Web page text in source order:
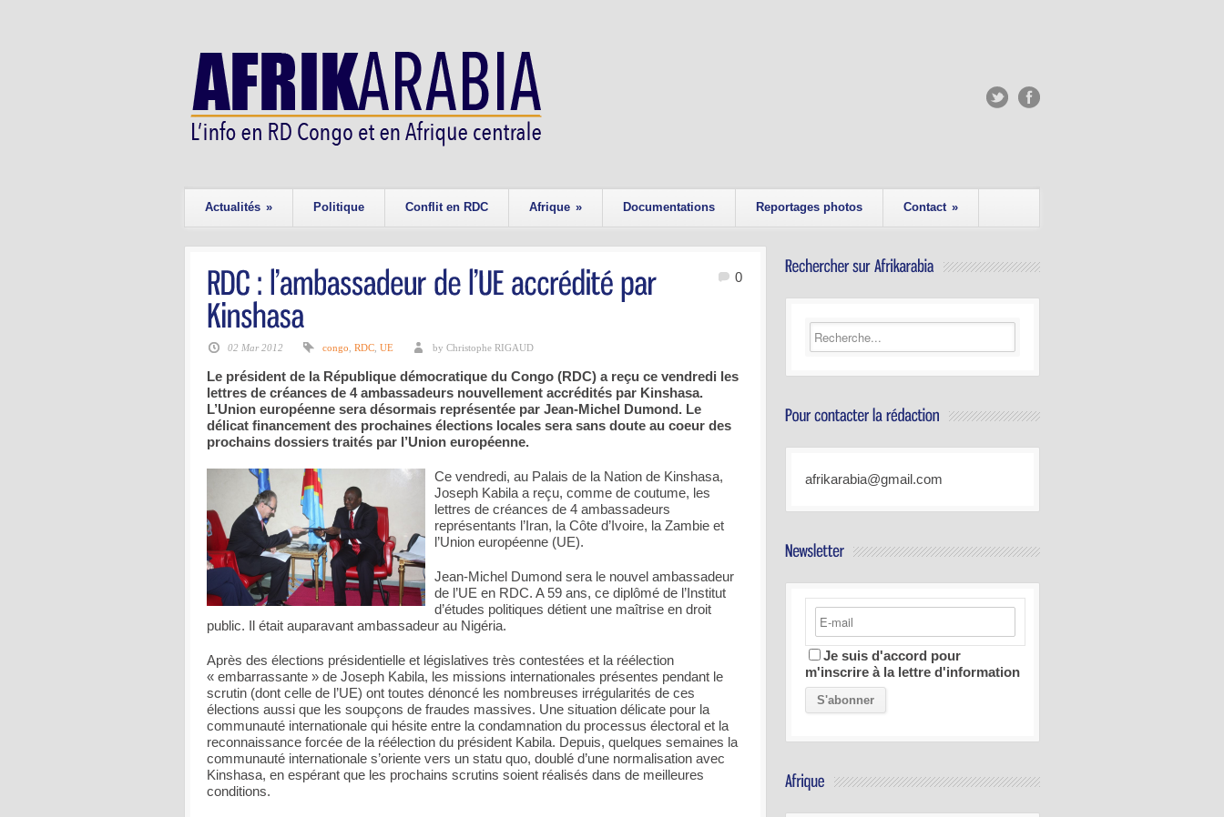
Actualités » Politique Conflit en RDC Afrique » Documentations Reportages photos Contact »
0
02 Mar 2012 congo RDC UE by Christophe RIGAUD
Le président de la République démocratique du Congo (RDC) a reçu ce vendredi les
lettres de créances de 4 ambassadeurs nouvellement accrédités par Kinshasa.
L’Union européenne sera désormais représentée par Jean-Michel Dumond. Le
délicat financement des prochaines élections locales sera sans doute au coeur des
prochains dossiers traités par l’Union européenne.
Ce vendredi, au Palais de la Nation de Kinshasa,
Joseph Kabila a reçu, comme de coutume, les
lettres de créances de 4 ambassadeurs
représentants l’Iran, la Côte d’Ivoire, la Zambie et
l’Union européenne (UE).
Jean-Michel Dumond sera le nouvel ambassadeur
de l’UE en RDC. A 59 ans, ce diplômé de l’Institut
d’études politiques détient une maîtrise en droit
public. Il était auparavant ambassadeur au Nigéria.
Après des élections présidentielle et législatives très contestées et la réélection
« embarrassante » de Joseph Kabila, les missions internationales présentes pendant le
scrutin (dont celle de l’UE) ont toutes dénoncé les nombreuses irrégularités de ces
élections aussi que les soupçons de fraudes massives. Une situation délicate pour la
communauté internationale qui hésite entre la condamnation du processus électoral et la
reconnaissance forcée de la réélection du président Kabila. Depuis, quelques semaines la
communauté internationale s’oriente vers un statu quo, doublé d’une normalisation avec
Kinshasa, en espérant que les prochains scrutins soient réalisés dans de meilleures
conditions.
afrikarabia@gmail.com
Je suis d'accord pour
m'inscrire à la lettre d'information